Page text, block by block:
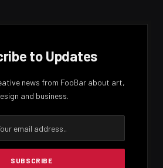
to Updates
news from FooBar about art,
and business.